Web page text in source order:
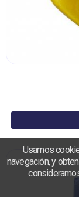
Usamos
navegación, y